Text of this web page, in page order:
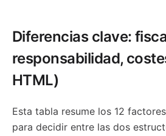
Diferencias clave:
responsabilidad,
HTML)
Esta tabla resume los 12
para decidir entre las dos